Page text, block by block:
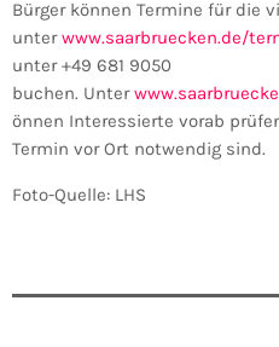
Bürger können Termine für die
unterwww.saarbruecken.de/
unter +49 681 9050
buchen. Unter
önnen Interessierte vorab
Termin vor Ort notwendig sind.
Foto-Quelle: LHS